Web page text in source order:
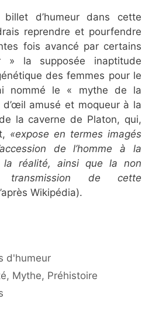
d’humeur dans cette
reprendre et pourfendre
fois avancé par certains
» la supposée inaptitude
des femmes pour le
nommé le « mythe de la
amusé et moqueur à la
la caverne de Platon, qui,
«expose en termes imagés
de l’homme à la
la réalité, ainsi que la non
transmission de cette
Wikipédia).
d'humeur
, Mythe, Préhistoire